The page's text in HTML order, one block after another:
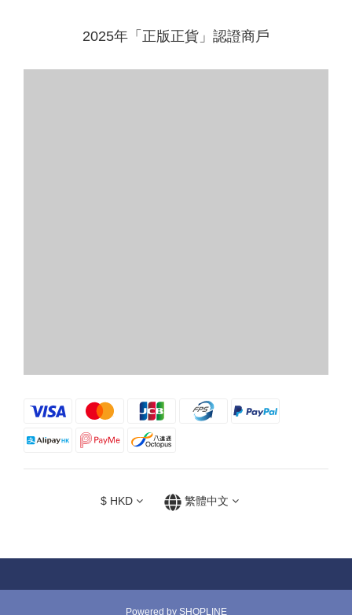
2025年「正版正貨」認證商戶
$ HKD 繁體中文
Powered by SHOPLINE